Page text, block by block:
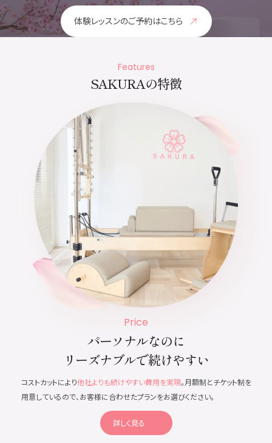
体験レッスンのご予約はこちら
Features
SAKURAの特徴
Price
パーソナルなのに
リーズナブルで続けやすい
コストカットにより他社よりも続けやすい費用を実現。月額制とチケット制を
用意しているので、お客様に合わせたプランをお選びください。
詳しく見る